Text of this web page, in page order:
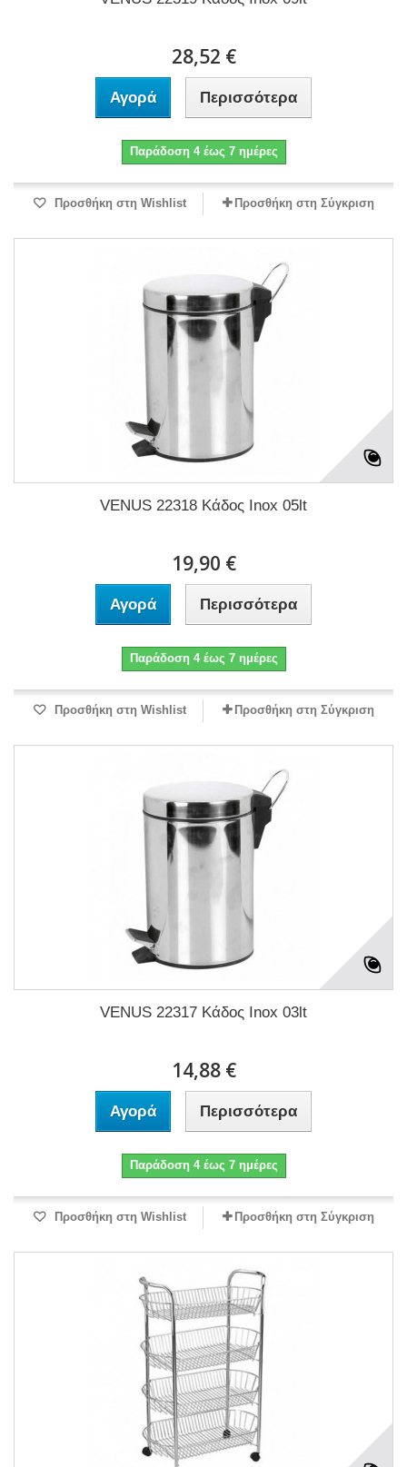
28,52 €
Αγορά Περισσότερα
Παράδοση 4 έως 7 ημέρες
Προσθήκη στη Wishlist Προσθήκη στη Σύγκριση
VENUS 22318 Κάδος Inox 05lt
19,90 €
Αγορά Περισσότερα
Παράδοση 4 έως 7 ημέρες
Προσθήκη στη Wishlist Προσθήκη στη Σύγκριση
VENUS 22317 Κάδος Inox 03lt
14,88 €
Αγορά Περισσότερα
Παράδοση 4 έως 7 ημέρες
Προσθήκη στη Wishlist Προσθήκη στη Σύγκριση